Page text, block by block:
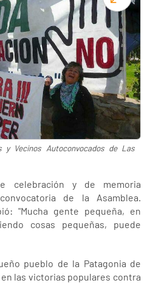
y Vecinos Autoconvocados de Las
celebración y de memoria
de la Asamblea.
"Mucha gente pequeña, en
cosas pequeñas, puede
pueblo de la Patagonia de
las victorias populares contra